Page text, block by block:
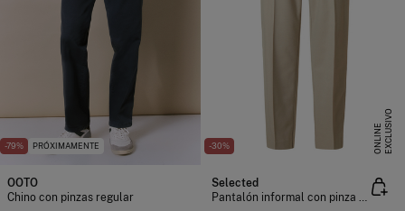
-79% PRÓXIMAMENTE
OOTO
Chino con pinzas regular
-30% E
X
C
L
U
SI
V
O
O
N
L
I
N
E
Selected
Pantalón informal con pinza confeccionado con materiales reciclados